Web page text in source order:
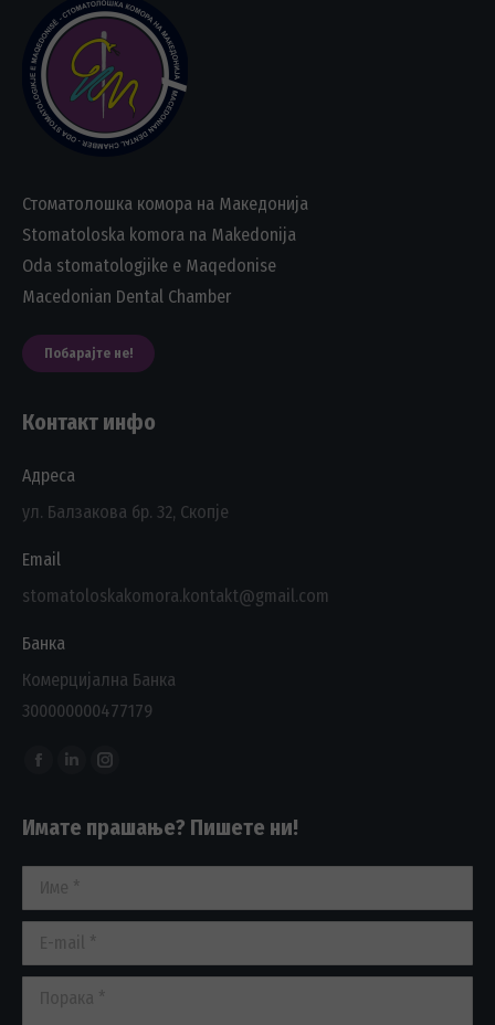
Стоматолошка комора на Македонија
Stomatoloska komora na Makedonija
Oda stomatologjike e Maqedonise
Macedonian Dental Chamber
Побарајте не!
Контакт инфо
Адреса
ул. Балзакова бр. 32, Скопје
Email
stomatoloskakomora.kontakt@gmail.com
Банка
Комерцијална Банка
300000000477179
Find us on:
Facebook
opens
window
Linkedin
opens
window
Instagram
opens
window
Имате прашање? Пишете ни!